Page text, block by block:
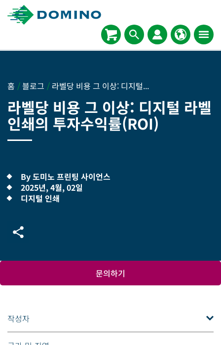
홈 /블로그 / 라벨당 비용 그 이상: 디지털...
라벨당 비용 그 이상: 디지털 라벨
인쇄의 투자수익률(ROI)
By 도미노 프린팅 사이언스
2025년, 4월, 02일
디지털 인쇄
문의하기
작성자